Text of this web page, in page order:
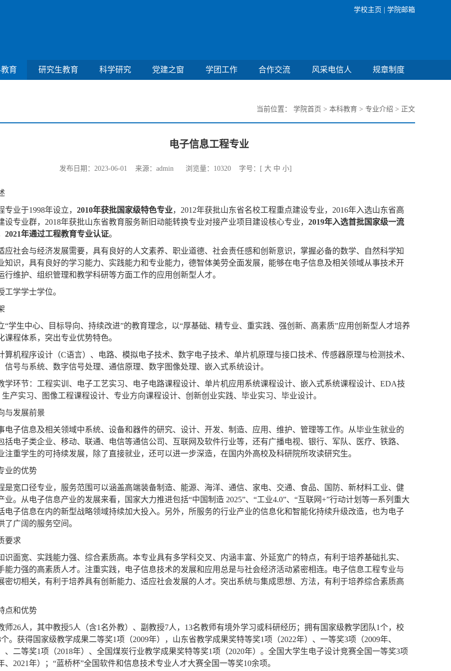
学校主页 | 学院邮箱
育 研究生教育 科学研究 党建之窗 学团工作 合作交流 风采电信人 规章制度
当前位置： 学院首页 > 本科教育 > 专业介绍 > 正文
电子信息工程专业
发布日期：2023-06-01 来源：admin 浏览量： 10320 字号：[ 大 中 小]
专业于1998年设立， 2010年获批国家级特色专业， 2012年获批山东省名校工程重点建设专业， 2016年入选山东省高
设专业群， 2018年获批山东省教育服务新旧动能转换专业对接产业项目建设核心专业， 2019年入选首批国家级一流
2021年通过工程教育专业认证。
应社会与经济发展需要，具有良好的人文素养、职业道德、社会责任感和创新意识，掌握必备的数学、自然科学知
知识，具有良好的学习能力、实践能力和专业能力，德智体美劳全面发展，能够在电子信息及相关领域从事技术开
行维护、组织管理和教学科研等方面工作的应用创新型人才。
工学学士学位。
“学生中心、目标导向、持续改进”的教育理念，以“厚基础、精专业、重实践、强创新、高素质”应用创新型人才培养
课程体系，突出专业优势特色。
算机程序设计（C语言）、电路、模拟电子技术、数字电子技术、单片机原理与接口技术、传感器原理与检测技术、
信号与系统、数字信号处理、通信原理、数字图像处理、嵌入式系统设计。
学环节：工程实训、电子工艺实习、电子电路课程设计、单片机应用系统课程设计、嵌入式系统课程设计、 EDA技
生产实习、图像工程课程设计、专业方向课程设计、创新创业实践、毕业实习、毕业设计。
与发展前景
电子信息及相关领域中系统、设备和器件的研究、设计、开发、制造、应用、维护、管理等工作。从毕业生就业的
括电子类企业、移动、联通、电信等通信公司、互联网及软件行业等，还有广播电视、银行、军队、医疗、铁路、
注重学生的可持续发展，除了直接就业，还可以进一步深造，在国内外高校及科研院所攻读研究生。
业的优势
是宽口径专业，服务范围可以涵盖高端装备制造、能源、海洋、通信、家电、交通、食品、国防、新材料工业、健
业。从电子信息产业的发展来看，国家大力推进包括“中国制造 2025”、 “工业4.0”、 “互联网+”行动计划等一系列重大
电子信息在内的新型战略领域持续加大投入。另外，所服务的行业产业的信息化和智能化持续升级改造，也为电子
了广阔的服务空间。
要求
识面宽、实践能力强、综合素质高。本专业具有多学科交叉、内涵丰富、外延宽广的特点，有利于培养基础扎实、
能力强的高素质人才。注重实践，电子信息技术的发展和应用总是与社会经济活动紧密相连。电子信息工程专业与
密切相关，有利于培养具有创新能力、适应社会发展的人才。突出系统与集成思想、方法，有利于培养综合素质高
点和优势
师26人，其中教授5人（含1 名外教）、副教授7人， 13名教师有境外学习或科研经历；拥有国家级教学团队1个，校
个。获得国家级教学成果二等奖1项（2009年），山东省教学成果奖特等奖1项（2022年）、一等奖3项（2009年、
、二等奖1项（2018年）、全国煤炭行业教学成果奖特等奖1项（2020年）。 全国大学生电子设计竞赛全国一等奖3项
、 2021年）； “蓝桥杯”全国软件和信息技术专业人才大赛全国一等奖10余项。